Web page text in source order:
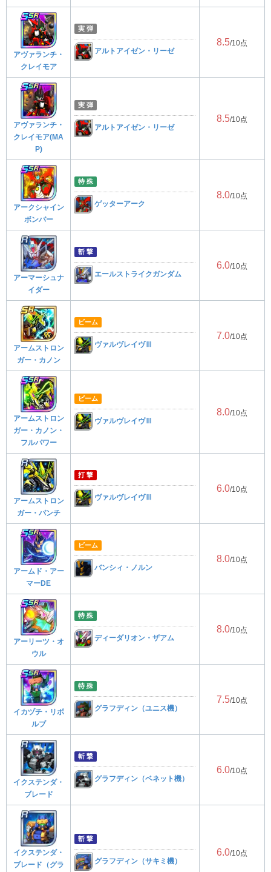
アヴァランチ・
クレイモア
実 弾
アルトアイゼン・リーゼ
8.5/10点
アヴァランチ・
クレイモア(MA
P)
実 弾
アルトアイゼン・リーゼ
8.5/10点
アークシャイン
ボンバー
特 殊
ゲッターアーク
8.0/10点
アーマーシュナ
イダー
斬 撃
エールストライクガンダム
6.0/10点
アームストロン
ガー・カノン
ビーム
ヴァルヴレイヴⅢ
7.0/10点
アームストロン
ガー・カノン・
フルパワー
ビーム
ヴァルヴレイヴⅢ
8.0/10点
アームストロン
ガー・パンチ
打 撃
ヴァルヴレイヴⅢ
6.0/10点
アームド・アー
マーDE
ビーム
バンシィ・ノルン
8.0/10点
アーリーツ・オ
ウル
特 殊
ディーダリオン・ザアム
8.0/10点
イカヅチ・リボ
ルブ
特 殊
グラフディン（ユニス機）
7.5/10点
イクステンダ・
ブレード
斬 撃
グラフディン（ベネット機）
6.0/10点
イクステンダ・
ブレード（グラ
斬 撃
グラフディン（サキミ機）
6.0/10点